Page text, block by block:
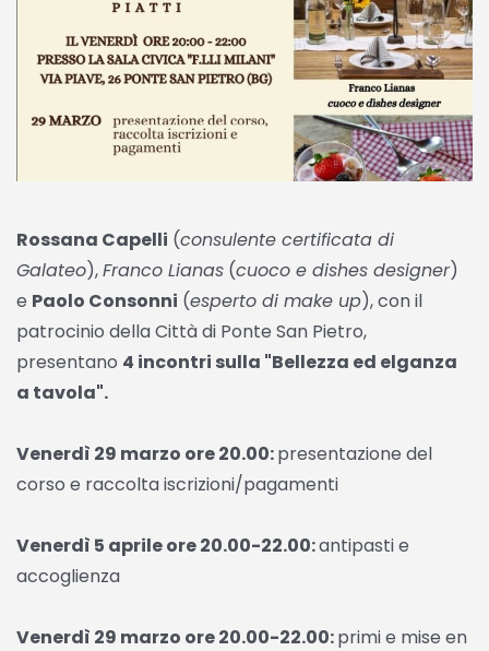
Rossana Capelli (consulente certificata di
Galateo),Franco Lianas (cuoco e dishes designer)
e Paolo Consonni (esperto di make up), con il
patrocinio della Città di Ponte San Pietro,
presentano 4 incontri sulla "Bellezza ed elganza
a tavola".
Venerdì 29 marzo ore 20.00:presentazione del
corso e raccolta iscrizioni/pagamenti
Venerdì 5 aprile ore 20.00-22.00:antipasti e
accoglienza
Venerdì 29 marzo ore 20.00-22.00:primi e mise en